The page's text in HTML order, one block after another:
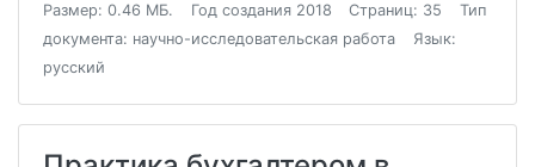
Размер: 0.46 МБ. Год создания 2018 Страниц: 35
Тип
документа: научно-исследовательская работа
Язык:
русский